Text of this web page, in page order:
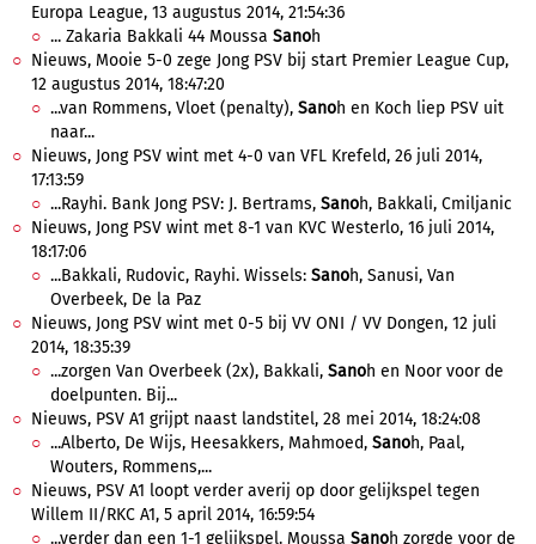
Europa League, 13 augustus 2014, 21:54:36
... Zakaria Bakkali 44 Moussa Sanoh
Nieuws, Mooie 5-0 zege Jong PSV bij start Premier League Cup,
12 augustus 2014, 18:47:20
...van Rommens, Vloet (penalty), Sanoh en Koch liep PSV uit
naar...
Nieuws, Jong PSV wint met 4-0 van VFL Krefeld, 26 juli 2014,
17:13:59
...Rayhi. Bank Jong PSV: J. Bertrams, Sanoh, Bakkali, Cmiljanic
Nieuws, Jong PSV wint met 8-1 van KVC Westerlo, 16 juli 2014,
18:17:06
...Bakkali, Rudovic, Rayhi. Wissels: Sanoh, Sanusi, Van
Overbeek, De la Paz
Nieuws, Jong PSV wint met 0-5 bij VV ONI / VV Dongen, 12 juli
2014, 18:35:39
...zorgen Van Overbeek (2x), Bakkali, Sanoh en Noor voor de
doelpunten. Bij...
Nieuws, PSV A1 grijpt naast landstitel, 28 mei 2014, 18:24:08
...Alberto, De Wijs, Heesakkers, Mahmoed, Sanoh, Paal,
Wouters, Rommens,...
Nieuws, PSV A1 loopt verder averij op door gelijkspel tegen
Willem II/RKC A1, 5 april 2014, 16:59:54
...verder dan een 1-1 gelijkspel. Moussa Sanoh zorgde voor de